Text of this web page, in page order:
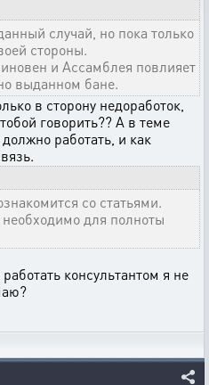
случай, но пока только
стороны.
и Ассамблея повлияет
выданном бане.
в сторону недоработок,
говорить?? А в теме
работать, и как
со статьями.
для полноты
консультантом я не